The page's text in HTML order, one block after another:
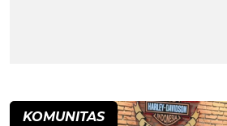
KOMUNITAS